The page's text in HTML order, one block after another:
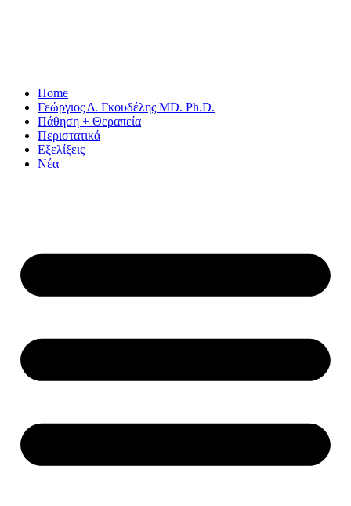
Home
Γεώργιος Δ. Γκουδέλης MD. Ph.D.
Πάθηση + Θεραπεία
Περιστατικά
Εξελίξεις
Νέα